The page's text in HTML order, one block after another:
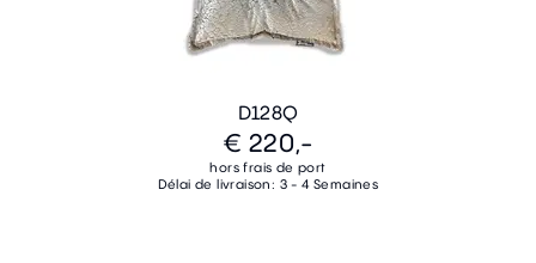
D128Q
€ 220,-
hors frais de port
Délai de livraison: 3 - 4 Semaines